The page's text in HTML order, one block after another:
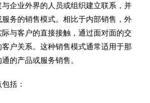
企业外界的人员或组织建立联系，并
务的销售模式。相比于内部销售，外
与客户的直接接触，通过面对面的交
户关系。这种销售模式通常适用于那
的产品或服务销售。
括：